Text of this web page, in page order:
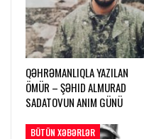
QƏHRƏMANLIQLA YAZILAN
ÖMÜR – ŞƏHID ALMURAD
SADATOVUN ANIM GÜNÜ
BÜTÜN XƏBƏRLƏR